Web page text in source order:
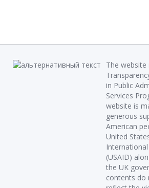
The
in Public
Services
website is
generous
American
United
(USAID)
the UK
contents do